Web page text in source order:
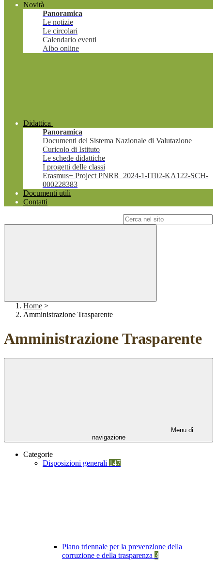
Novità
Panoramica
Le notizie
Le circolari
Calendario eventi
Albo online
Didattica
Panoramica
Documenti del Sistema Nazionale di Valutazione
Curicolo di Istituto
Le schede didattiche
I progetti delle classi
Erasmus+ Project PNRR_2024-1-IT02-KA122-SCH-
000228383
Documenti utili
Contatti
Home >
Amministrazione Trasparente
Amministrazione Trasparente
Menu di
navigazione
Categorie
Disposizioni generali 147
Piano triennale per la prevenzione della
corruzione e della trasparenza 3